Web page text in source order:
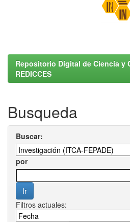
Repositorio Digital de Ciencia y
REDICCES
Busqueda
Buscar:
por
Filtros actuales: